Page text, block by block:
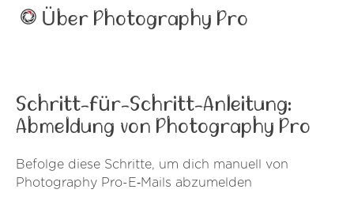
Über Photography Pro
Schritt-für-Schritt-Anleitung:
Abmeldung von Photography Pro
Befolge diese Schritte, um dich manuell von
Photography Pro-E‑Mails abzumelden